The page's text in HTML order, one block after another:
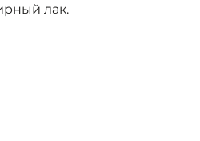
лак.